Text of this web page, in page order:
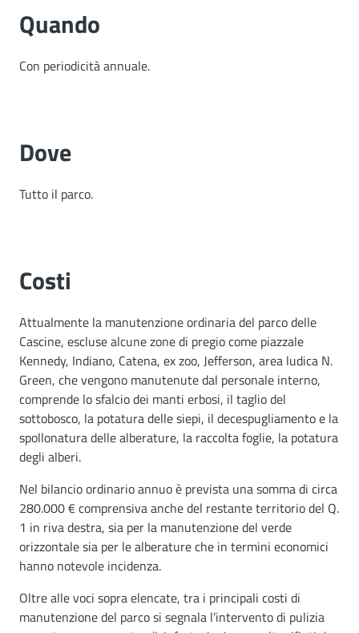
Quando
Con periodicità annuale.
Dove
Tutto il parco.
Costi
Attualmente la manutenzione ordinaria del parco delle
Cascine, escluse alcune zone di pregio come piazzale
Kennedy, Indiano, Catena, ex zoo, Jefferson, area ludica N.
Green, che vengono manutenute dal personale interno,
comprende lo sfalcio dei manti erbosi, il taglio del
sottobosco, la potatura delle siepi, il decespugliamento e la
spollonatura delle alberature, la raccolta foglie, la potatura
degli alberi.
Nel bilancio ordinario annuo è prevista una somma di circa
280.000 € comprensiva anche del restante territorio del Q.
1 in riva destra, sia per la manutenzione del verde
orizzontale sia per le alberature che in termini economici
hanno notevole incidenza.
Oltre alle voci sopra elencate, tra i principali costi di
manutenzione del parco si segnala l’intervento di pulizia